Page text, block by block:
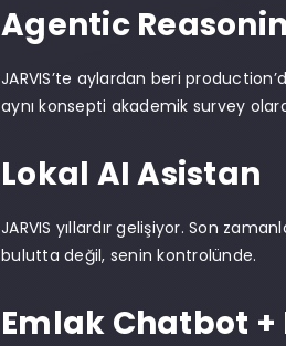
Agentic
JARVIS’te aylardan beri
aynı konsepti akademik survey
Lokal AI Asistan
JARVIS yıllardır gelişiyor. Son
bulutta değil, senin kontrolünde.
Emlak Chatbot